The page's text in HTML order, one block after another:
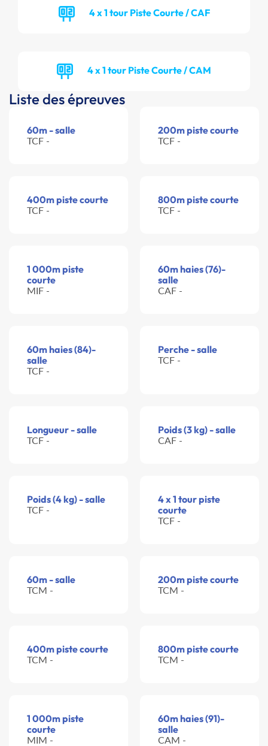
4 x 1 tour Piste Courte / CAF
4 x 1 tour Piste Courte / CAM
Liste des épreuves
60m - salle
TCF -
200m piste courte
TCF -
400m piste courte
TCF -
800m piste courte
TCF -
1 000m piste
courte
MIF -
60m haies (76)-
salle
CAF -
60m haies (84)-
salle
TCF -
Perche - salle
TCF -
Longueur - salle
TCF -
Poids (3 kg) - salle
CAF -
Poids (4 kg) - salle
TCF -
4 x 1 tour piste
courte
TCF -
60m - salle
TCM -
200m piste courte
TCM -
400m piste courte
TCM -
800m piste courte
TCM -
1 000m piste
courte
MIM -
60m haies (91)-
salle
CAM -